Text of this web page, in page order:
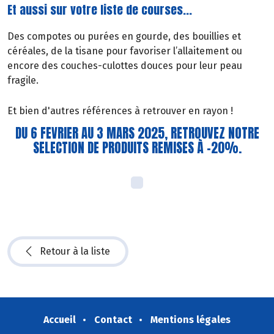
Et aussi sur votre liste de courses...
Des compotes ou purées en gourde, des bouillies et
céréales, de la tisane pour favoriser l’allaitement ou
encore des couches-culottes douces pour leur peau
fragile.
Et bien d'autres références à retrouver en rayon !
DU 6 FEVRIER AU 3 MARS 2025, RETROUVEZ NOTRE
SELECTION DE PRODUITS REMISES À -20%.
Retour à la liste
Accueil Contact
Mentions légales